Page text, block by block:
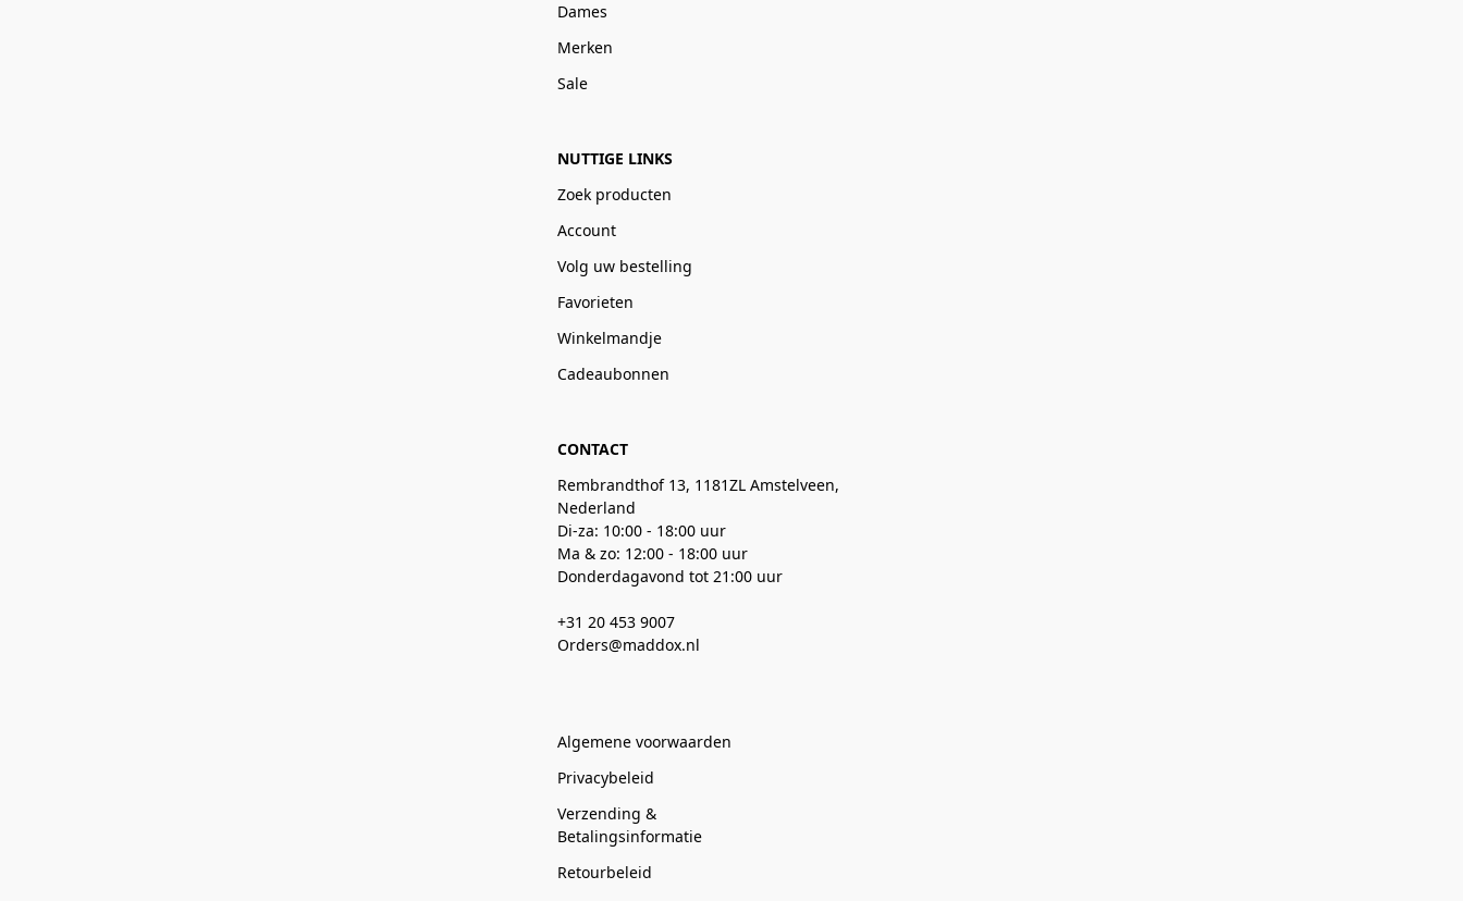
Dames
Merken
Sale
NUTTIGE LINKS
Zoek producten
Account
Volg uw bestelling
Favorieten
Winkelmandje
Cadeaubonnen
CONTACT
Rembrandthof 13, 1181ZL Amstelveen,
Nederland
Di-za: 10:00 - 18:00 uur
Ma & zo: 12:00 - 18:00 uur
Donderdagavond tot 21:00 uur
+31 20 453 9007
Orders@maddox.nl
Algemene voorwaarden
Privacybeleid
Verzending &
Betalingsinformatie
Retourbeleid